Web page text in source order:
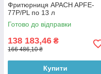
Фритюрниця APACH APFE-
77P/PL по 13 л
Готово до відправки
138 183,46 ₴
166 486,10 ₴
Купити